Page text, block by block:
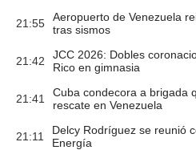
21:55
Aeropuerto de Venezuela
tras sismos
21:42
JCC 2026: Dobles
Rico en gimnasia
21:41
Cuba condecora a brigada
rescate en Venezuela
21:11
Delcy Rodríguez se reunió
Energía